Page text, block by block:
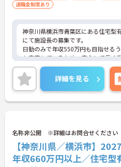
退職金制度あり
神奈川県横浜市青葉区にある住宅型
にて施設長の募集です。
日勤のみで年収550万円も目指せる
も充実しているため、安心して長く
☆
ご興味のある方には、面接対策ポイ
に詳細をご案内しますのでお気軽に
い！
詳細を見る
名称非公開 ※詳細はお問合せください
【神奈川県／横浜市】
年収660万円以上／住宅型